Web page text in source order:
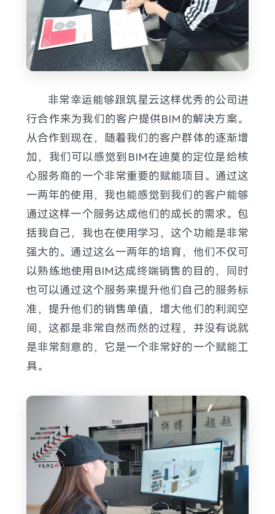
非常幸运能够跟筑星云这样优秀的公司进
行合作来为我们的客户提供BIM的解决方案。
从合作到现在，随着我们的客户群体的逐渐增
加，我们可以感觉到BIM在迪莫的定位是给核
心服务商的一个非常重要的赋能项目。通过这
一两年的使用，我也能感觉到我们的客户能够
通过这样一个服务达成他们的成长的需求。包
括我自己，我也在使用学习，这个功能是非常
强大的。通过这么一两年的培育，他们不仅可
以熟练地使用BIM达成终端销售的目的，同时
也可以通过这个服务来提升他们自己的服务标
准，提升他们的销售单值，增大他们的利润空
间，这都是非常自然而然的过程，并没有说就
是非常刻意的，它是一个非常好的一个赋能工
具。